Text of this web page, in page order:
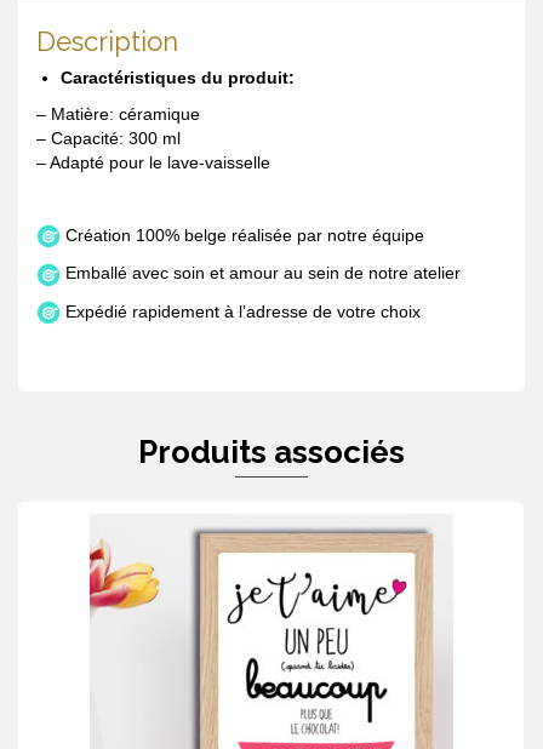
Description
Caractéristiques du produit:
– Matière: céramique
– Capacité: 300 ml
– Adapté pour le lave-vaisselle
Création 100% belge réalisée par notre équipe
Emballé avec soin et amour au sein de notre atelier
Expédié rapidement à l’adresse de votre choix
Produits associés